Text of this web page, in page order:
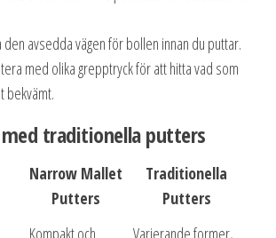
avsedda vägen för bollen innan du puttar.
med olika grepptryck för att hitta vad som
bekvämt.
traditionella putters
Narrow Mallet
Putters
Traditionella
Putters